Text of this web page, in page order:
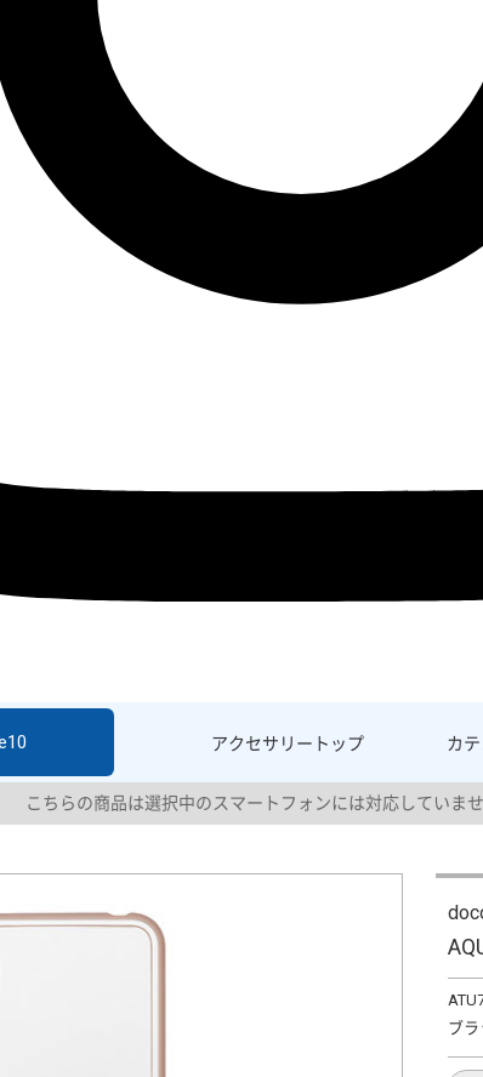
アクセサリー トップ カ
こちらの商品は選択中のスマートフォンには対応していませ
ブ